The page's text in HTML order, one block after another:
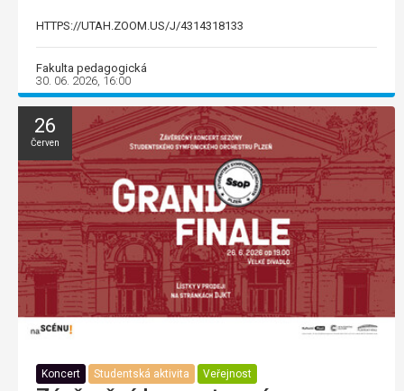
HTTPS://UTAH.ZOOM.US/J/4314318133
Fakulta pedagogická
30. 06. 2026, 16:00
26
Červen
Koncert Studentská aktivita Veřejnost